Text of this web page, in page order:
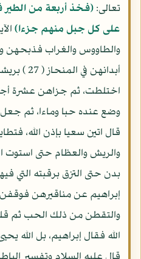
تعالى: (فخذ أربعة من
على كل جبل منهم جزءا)
والطاووس والغراب
أبدانهن
اختلطت، ثم جزاهن عشرة
وضع عنده حبا وماءا، ثم
قال اتين سعيا بإذن الله،
والريش والعظام حتى استوت
بدن حتى التزق برقبته التي
إبراهيم عن مناقيرهن
والتقطن من ذلك الحب ثم
الله فقال إبراهيم، بل الله